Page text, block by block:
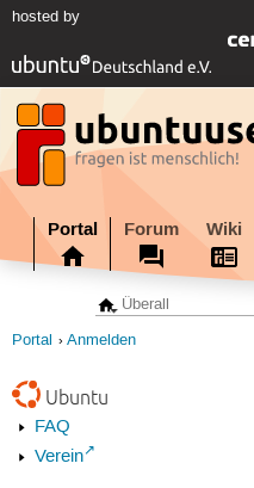
hosted by
Portal Forum Wiki
Portal Anmelden
Ubuntu
FAQ
Verein